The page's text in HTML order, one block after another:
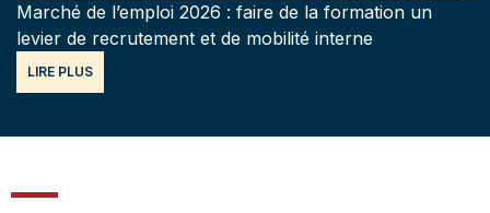
Marché de l’emploi 2026 : faire de la formation un
levier de recrutement et de mobilité interne
LIRE PLUS